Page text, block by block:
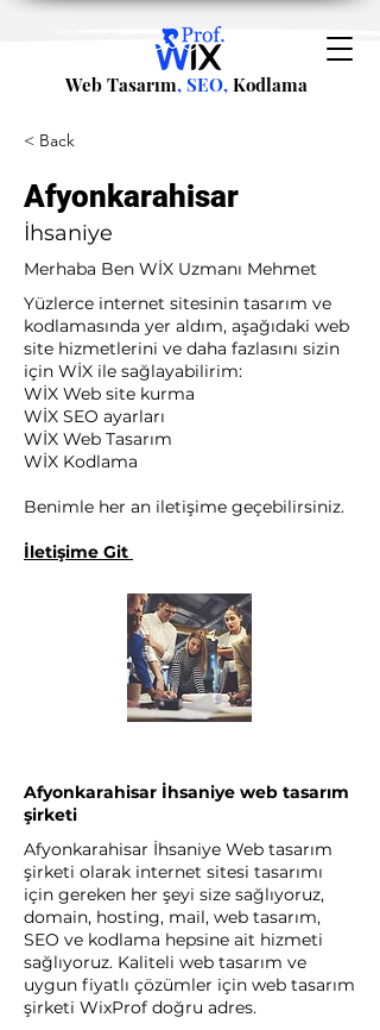
Web Tasarım, SEO, Kodlama
< Back
Afyonkarahisar
İhsaniye
Merhaba Ben WİX Uzmanı Mehmet
Yüzlerce internet sitesinin tasarım ve
kodlamasında yer aldım, aşağıdaki web
site hizmetlerini ve daha fazlasını sizin
için WİX ile sağlayabilirim:​ ​
WİX Web site kurma
WİX SEO ayarları
WİX Web Tasarım
WİX Kodlama ​
Benimle her an iletişime geçebilirsiniz.
İletişime Git
Afyonkarahisar İhsaniye web tasarım
şirketi
Afyonkarahisar İhsaniye Web tasarım
şirketi olarak internet sitesi tasarımı
için gereken her şeyi size sağlıyoruz,
domain, hosting, mail, web tasarım,
SEO ve kodlama hepsine ait hizmeti
sağlıyoruz. Kaliteli web tasarım ve
uygun fiyatlı çözümler için web tasarım
şirketi WixProf doğru adres.